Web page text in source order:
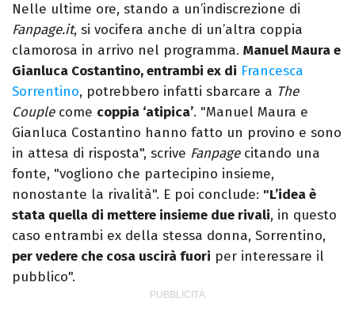
Nelle ultime ore, stando a un’indiscrezione di
Fanpage.it, si vocifera anche di un’altra coppia
clamorosa in arrivo nel programma. Manuel Maura e
Gianluca Costantino, entrambi ex di Francesca
Sorrentino, potrebbero infatti sbarcare a The
Couplecome coppia ‘atipica’. "Manuel Maura e
Gianluca Costantino hanno fatto un provino e sono
in attesa di risposta", scrive Fanpagecitando una
fonte, "vogliono che partecipino insieme,
nonostante la rivalità". E poi conclude: "L’idea è
stata quella di mettere insieme due rivali, in questo
caso entrambi ex della stessa donna, Sorrentino,
per vedere che cosa uscirà fuori per interessare il
pubblico".